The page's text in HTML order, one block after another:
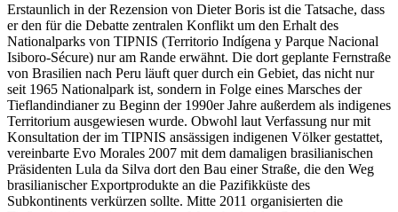
Erstaunlich in der Rezension von Dieter Boris ist die Tatsache, dass
er den für die Debatte zentralen Konflikt um den Erhalt des
Nationalparks von TIPNIS (Territorio Indígena y Parque Nacional
Isiboro-Sécure) nur am Rande erwähnt. Die dort geplante Fernstraße
von Brasilien nach Peru läuft quer durch ein Gebiet, das nicht nur
seit 1965 Nationalpark ist, sondern in Folge eines Marsches der
Tieflandindianer zu Beginn der 1990er Jahre außerdem als indigenes
Territorium ausgewiesen wurde. Obwohl laut Verfassung nur mit
Konsultation der im TIPNIS ansässigen indigenen Völker gestattet,
vereinbarte Evo Morales 2007 mit dem damaligen brasilianischen
Präsidenten Lula da Silva dort den Bau einer Straße, die den Weg
brasilianischer Exportprodukte an die Pazifikküste des
Subkontinents verkürzen sollte. Mitte 2011 organisierten die